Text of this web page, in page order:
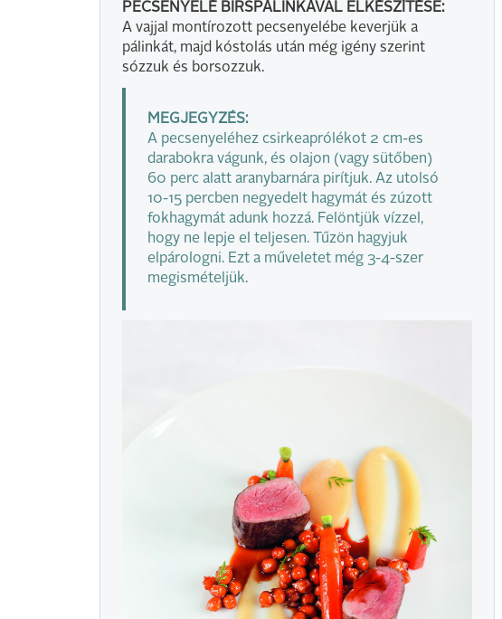
PECSENYELÉ BIRSPÁLINKÁVAL ELKÉSZÍTÉSE:
A vajjal montírozott pecsenyelébe keverjük a
pálinkát, majd kóstolás után még igény szerint
sózzuk és borsozzuk.
MEGJEGYZÉS:
A pecsenyeléhez csirkeaprólékot 2 cm-es
darabokra vágunk, és olajon (vagy sütőben)
60 perc alatt aranybarnára pirítjuk. Az utolsó
10-15 percben negyedelt hagymát és zúzott
fokhagymát adunk hozzá. Felöntjük vízzel,
hogy ne lepje el teljesen. Tűzön hagyjuk
elpárologni. Ezt a műveletet még 3-4-szer
megismételjük.